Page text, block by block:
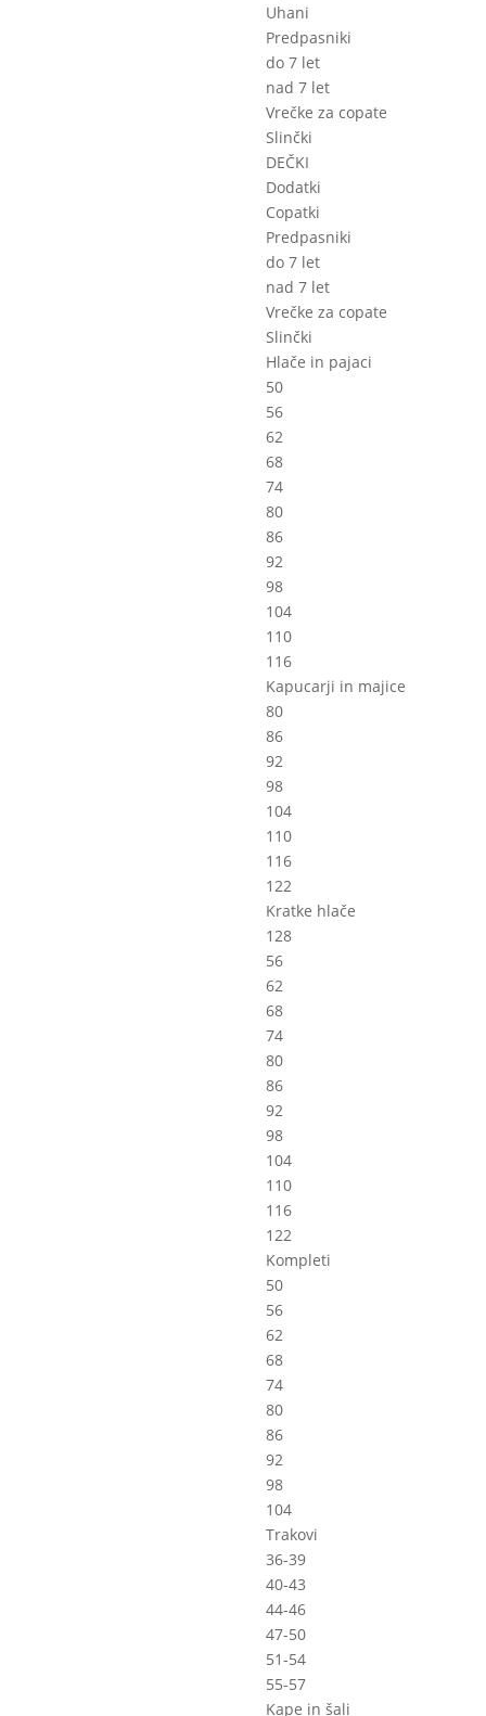
Uhani
Predpasniki
do 7 let
nad 7 let
Vrečke za copate
Slinčki
DEČKI
Dodatki
Copatki
Predpasniki
do 7 let
nad 7 let
Vrečke za copate
Slinčki
Hlače in pajaci
50
56
62
68
74
80
86
92
98
104
110
116
Kapucarji in majice
80
86
92
98
104
110
116
122
Kratke hlače
128
56
62
68
74
80
86
92
98
104
110
116
122
Kompleti
50
56
62
68
74
80
86
92
98
104
Trakovi
36-39
40-43
44-46
47-50
51-54
55-57
Kape in šali